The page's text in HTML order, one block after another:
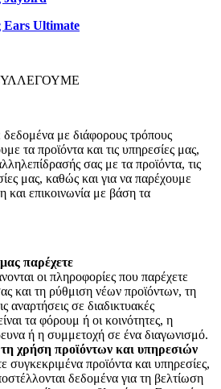
Ears Ultimate
με διάφορους τρόπους
τα προϊόντα και τις υπηρεσίες μας,
σας με τα προϊόντα, τις
μας, καθώς και για να παρέχουμε
και επικοινωνία με βάση τα
παρέχετε
οι πληροφορίες που παρέχετε
και τη ρύθμιση νέων προϊόντων, τη
αναρτήσεις σε διαδικτυακές
τα φόρουμ ή οι κοινότητες, η
ή η συμμετοχή σε ένα διαγωνισμό.
χρήση προϊόντων και υπηρεσιών
συγκεκριμένα προϊόντα και υπηρεσίες,
δεδομένα για τη βελτίωση